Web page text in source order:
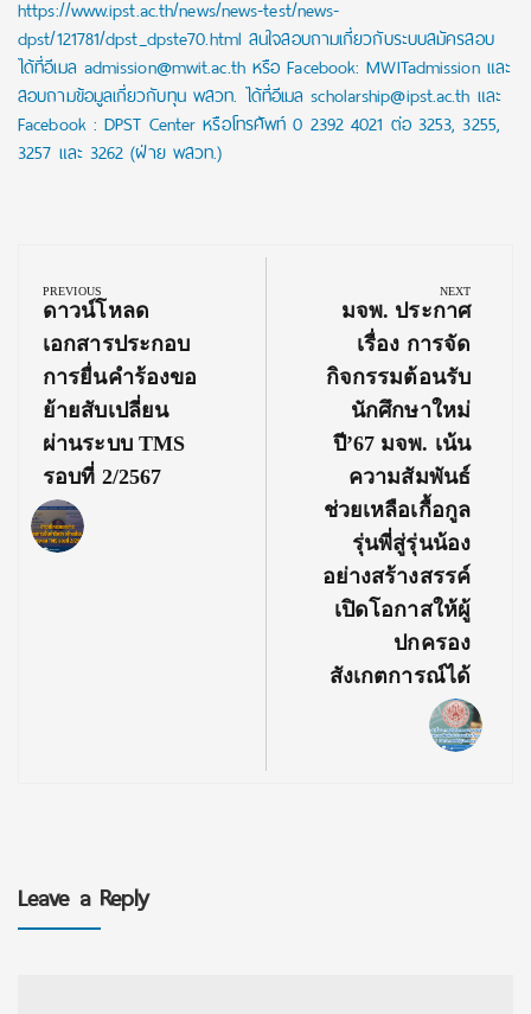
https://www.ipst.ac.th/news/news-test/news-
dpst/121781/dpst_dpste70.html สนใจสอบถามเกี่ยวกับระบบสมัครสอบ
ได้ที่อีเมล admission@mwit.ac.th หรือ Facebook: MWITadmission และ
สอบถามข้อมูลเกี่ยวกับทุน พสวท. ได้ที่อีเมล scholarship@ipst.ac.th และ
Facebook : DPST Center หรือโทรศัพท์ 0 2392 4021 ต่อ 3253, 3255,
3257 และ 3262 (ฝ่าย พสวท.)
navigation
PREVIOUS
Previous
Post:
ดาวน์โหลด
เอกสารประกอบ
การยื่นคำร้องขอ
ย้ายสับเปลี่ยน
ผ่านระบบ TMS
รอบที่ 2/2567
NEXT
Next
Post:
มจพ. ประกาศ
เรื่อง การจัด
กิจกรรมต้อนรับ
นักศึกษาใหม่
ปี’67 มจพ. เน้น
ความสัมพันธ์
ช่วยเหลือเกื้อกูล
รุ่นพี่สู่รุ่นน้อง
อย่างสร้างสรรค์
เปิดโอกาสให้ผู้
ปกครอง
สังเกตการณ์ได้
Leave a Reply